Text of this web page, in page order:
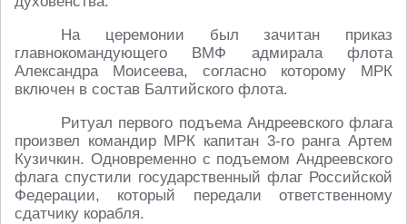
На церемонии был зачитан приказ
главнокомандующего ВМФ адмирала флота
Александра Моисеева, согласно которому МРК
включен в состав Балтийского флота.
Ритуал первого подъема Андреевского флага
произвел командир МРК капитан 3-го ранга Артем
Кузичкин. Одновременно с подъемом Андреевского
флага спустили государственный флаг Российской
Федерации, который передали ответственному
сдатчику корабля.